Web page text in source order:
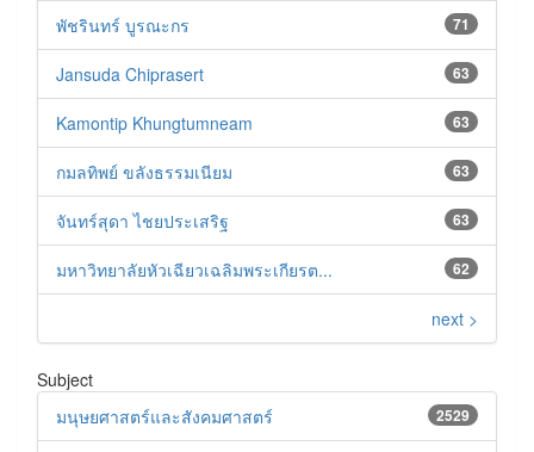
71
พัชรินทร์ บูรณะกร
63
Jansuda Chiprasert
63
Kamontip Khungtumneam
63
กมลทิพย์ ขลังธรรมเนียม
63
จันทร์สุดา ไชยประเสริฐ
62
มหาวิทยาลัยหัวเฉียวเฉลิมพระเกียรต...
next >
Subject
2529
มนุษยศาสตร์และสังคมศาสตร์